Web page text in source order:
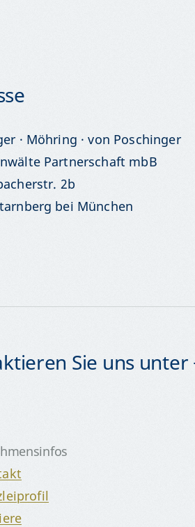
· Möhring · von Poschinger
Partnerschaft mbB
2b
bei München
Sie uns unter